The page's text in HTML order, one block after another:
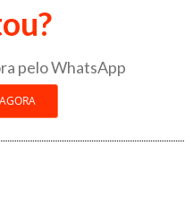
pelo WhatsApp